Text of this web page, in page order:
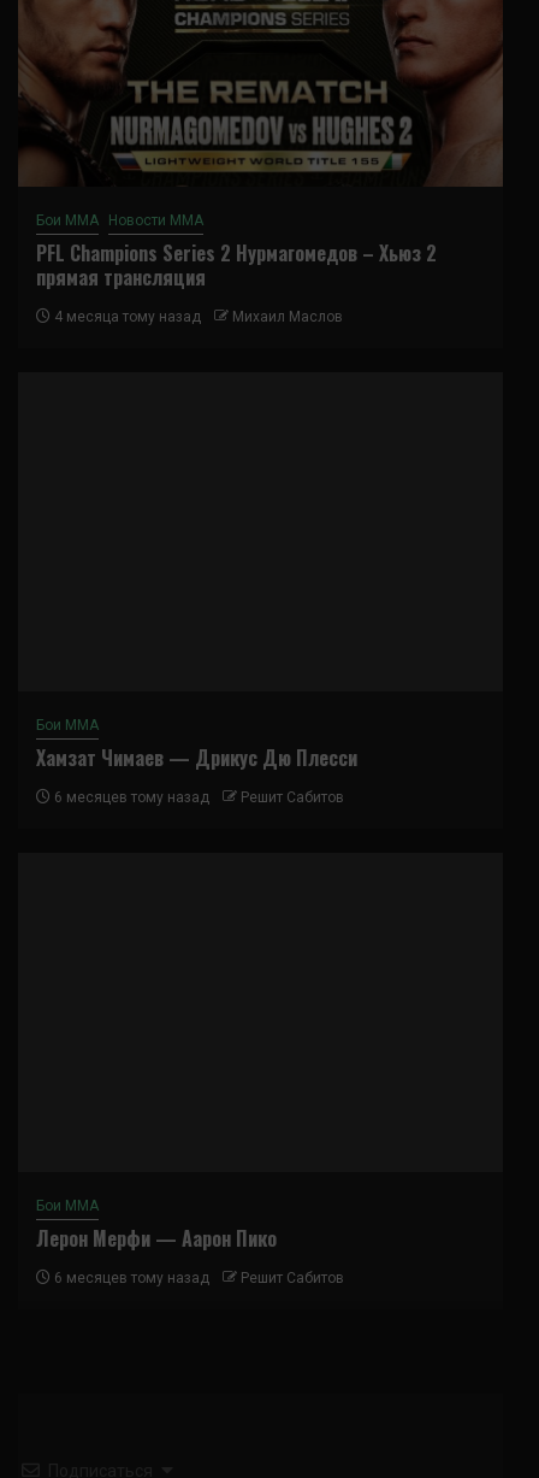
Бои ММА Новости ММА
PFL Champions Series 2 Нурмагомедов – Хьюз 2
прямая трансляция
4 месяца тому назад Михаил Маслов
Бои ММА
Хамзат Чимаев — Дрикус Дю Плесси
6 месяцев тому назад Решит Сабитов
Бои ММА
Лерон Мерфи — Аарон Пико
6 месяцев тому назад Решит Сабитов